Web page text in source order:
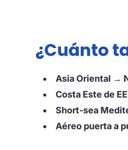
¿Cuánto
Asia Oriental →
Costa Este de
Short-sea
Aéreo puerta a